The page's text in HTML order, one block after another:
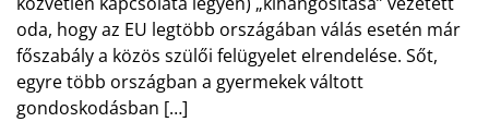
oda, hogy az EU legtöbb országában válás esetén már
főszabály a közös szülői felügyelet elrendelése. Sőt,
egyre több országban a gyermekek váltott
gondoskodásban […]